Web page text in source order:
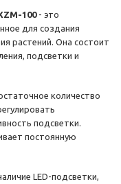
100- это
для создания
растений. Она состоит
подсветки и
количество
подсветки.
постоянную
LED-подсветки,